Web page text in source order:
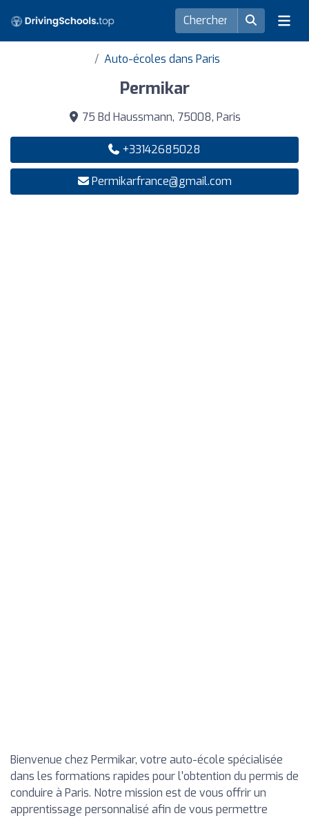
Auto-écoles dans Paris
Permikar
75 Bd Haussmann, 75008, Paris
+33142685028
Permikarfrance@gmail.com
Bienvenue chez Permikar, votre auto-école spécialisée
dans les formations rapides pour l'obtention du permis de
conduire à Paris. Notre mission est de vous offrir un
apprentissage personnalisé afin de vous permettre